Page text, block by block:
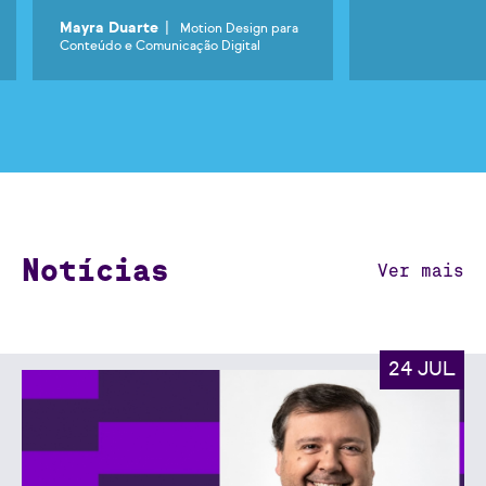
Mayra Duarte
Motion Design para
Conteúdo e Comunicação Digital
Notícias Ver mais
24 JUL